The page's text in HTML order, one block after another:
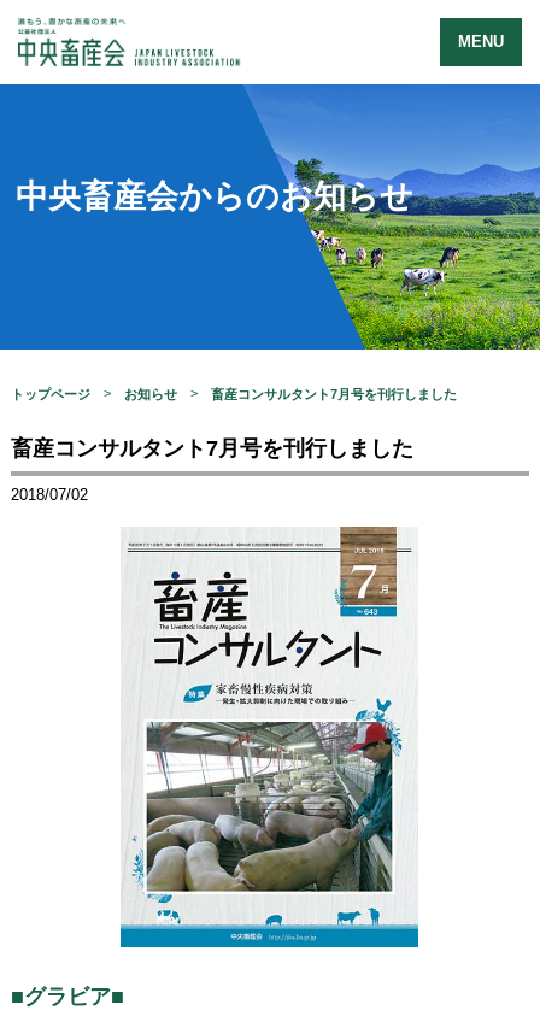
MENU
中央畜産会からのお知らせ
トップページ お知らせ 畜産コンサルタント7月号を刊行しました
畜産コンサルタント7月号を刊行しました
2018/07/02
■グラビア■